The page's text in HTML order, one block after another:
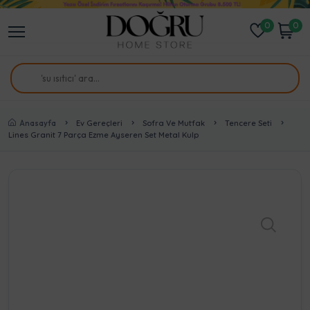
0 0
Anasayfa Ev Gereçleri Sofra Ve Mutfak
Tencere Seti
Lines Granit 7 Parça Ezme Ayseren Set Metal Kulp